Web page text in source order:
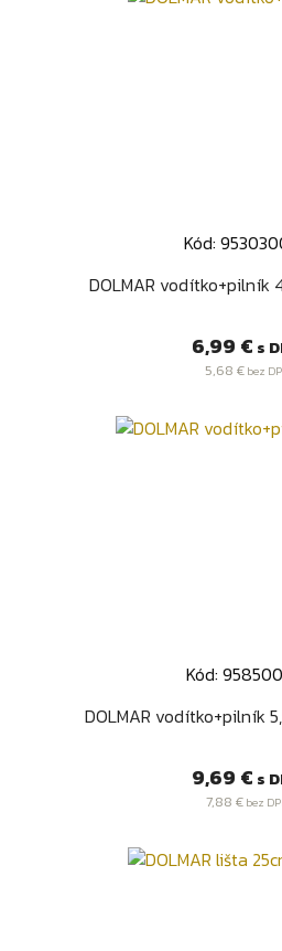
Kód:
DOLMAR vodítko+pilník
Cena
6,99 € s
5,68 €bez
Kód:
DOLMAR vodítko+pilník
Cena
9,69 € s
7,88 €bez